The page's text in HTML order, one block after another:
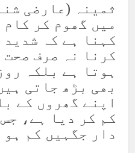
ثمینہ (عارضی
میں گھوم کر کام
کہنا ہے کہ
کرنا نہ صرف صحت
ہوتا ہے بلکہ
بھی بڑھ جاتی
اپنے گھروں کے
کم کر دیا ہے،
دار جگہیں کم ہو